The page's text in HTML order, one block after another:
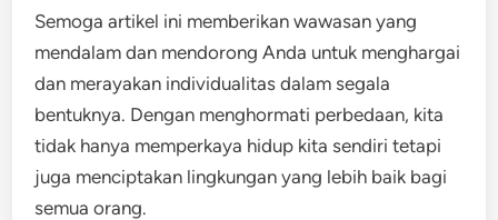
Semoga artikel ini memberikan wawasan yang
mendalam dan mendorong Anda untuk menghargai
dan merayakan individualitas dalam segala
bentuknya. Dengan menghormati perbedaan, kita
tidak hanya memperkaya hidup kita sendiri tetapi
juga menciptakan lingkungan yang lebih baik bagi
semua orang.